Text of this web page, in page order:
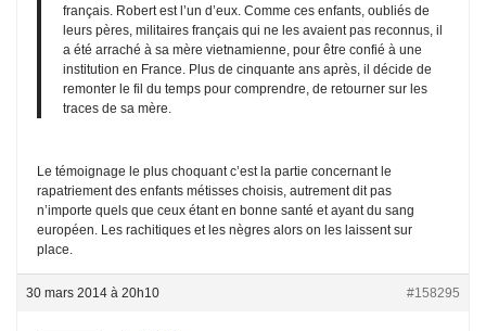
français. Robert est l’un d’eux. Comme ces enfants, oubliés de
leurs pères, militaires français qui ne les avaient pas reconnus, il
a été arraché à sa mère vietnamienne, pour être confié à une
institution en France. Plus de cinquante ans après, il décide de
remonter le fil du temps pour comprendre, de retourner sur les
traces de sa mère.
Le témoignage le plus choquant c’est la partie concernant le
rapatriement des enfants métisses choisis, autrement dit pas
n’importe quels que ceux étant en bonne santé et ayant du sang
européen. Les rachitiques et les nègres alors on les laissent sur
place.
30 mars 2014 à 20h10 #158295